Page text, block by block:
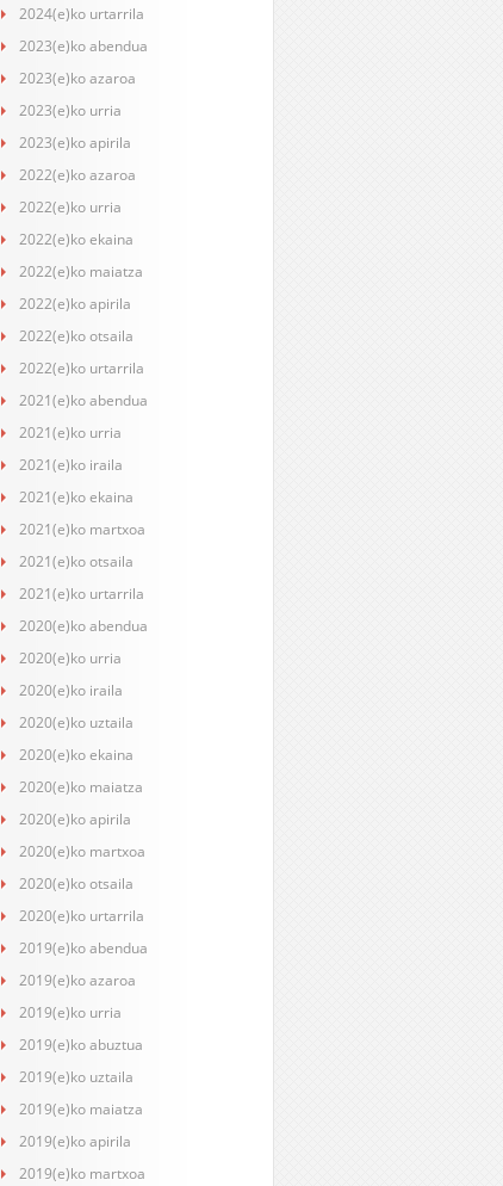
2024(e)ko urtarrila
2023(e)ko abendua
2023(e)ko azaroa
2023(e)ko urria
2023(e)ko apirila
2022(e)ko azaroa
2022(e)ko urria
2022(e)ko ekaina
2022(e)ko maiatza
2022(e)ko apirila
2022(e)ko otsaila
2022(e)ko urtarrila
2021(e)ko abendua
2021(e)ko urria
2021(e)ko iraila
2021(e)ko ekaina
2021(e)ko martxoa
2021(e)ko otsaila
2021(e)ko urtarrila
2020(e)ko abendua
2020(e)ko urria
2020(e)ko iraila
2020(e)ko uztaila
2020(e)ko ekaina
2020(e)ko maiatza
2020(e)ko apirila
2020(e)ko martxoa
2020(e)ko otsaila
2020(e)ko urtarrila
2019(e)ko abendua
2019(e)ko azaroa
2019(e)ko urria
2019(e)ko abuztua
2019(e)ko uztaila
2019(e)ko maiatza
2019(e)ko apirila
2019(e)ko martxoa